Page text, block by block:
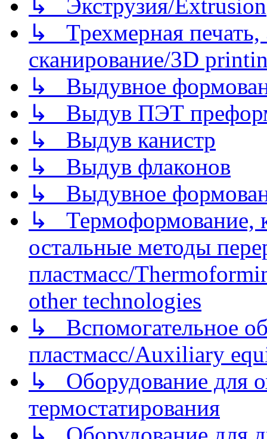
↳ Экструзия/Extrusion
↳ Трехмерная
сканирование/3D
↳ Выдувное
↳ Выдув ПЭТ
↳ Выдув канистр
↳ Выдув флаконов
↳ Выдувное
↳ Термоформование,
остальные методы
пластмасс/
other technologies
↳ Вспомогательное
пластмасс/Auxiliary
↳ Оборудование для
термостатирования